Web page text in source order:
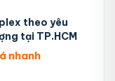
theo yêu
tại TP.HCM
nhanh